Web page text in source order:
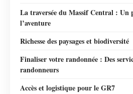
La traversée du Massif Central :
l’aventure
Richesse des paysages et biodiversité
Finaliser votre randonnée : Des
randonneurs
Accès et logistique pour le GR7